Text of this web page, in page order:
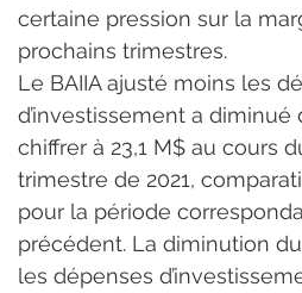
certaine pression sur la
prochains trimestres.
Le BAIIA ajusté moins les
d’investissement a diminué
chiffrer à 23,1 M$ au cours
trimestre de 2021,
pour la période
précédent. La diminution
les dépenses